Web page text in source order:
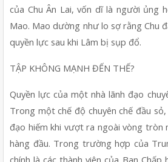
của Chu Ân Lai, vốn dĩ là người ủng
Mao. Mao dường như lo sợ rằng Chu
quyền lực sau khi Lâm bị sụp đổ.
TẬP KHÔNG MẠNH ĐẾN THẾ?
Quyền lực của một nhà lãnh đạo
Trong một chế độ chuyên chế đầu
đạo hiếm khi vượt ra ngoài vòng tròn
hàng đầu. Trong trường hợp của